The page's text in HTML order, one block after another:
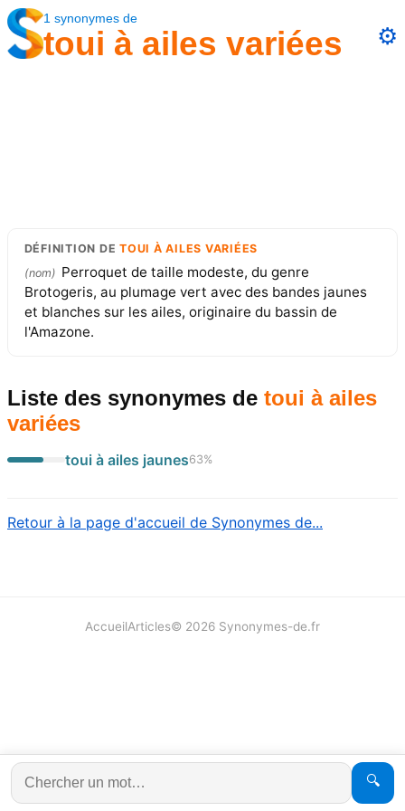
1 synonymes de
toui à ailes variées ⚙️
DÉFINITION DETOUI À AILES VARIÉES
(nom) Perroquet de taille modeste, du genre
Brotogeris, au plumage vert avec des bandes jaunes
et blanches sur les ailes, originaire du bassin de
l'Amazone.
Liste des synonymes de toui à ailes
variées
toui à ailes jaunes63%
Retour à la page d'accueil de Synonymes de...
🔍
AccueilArticles© 2026 Synonymes-de.fr